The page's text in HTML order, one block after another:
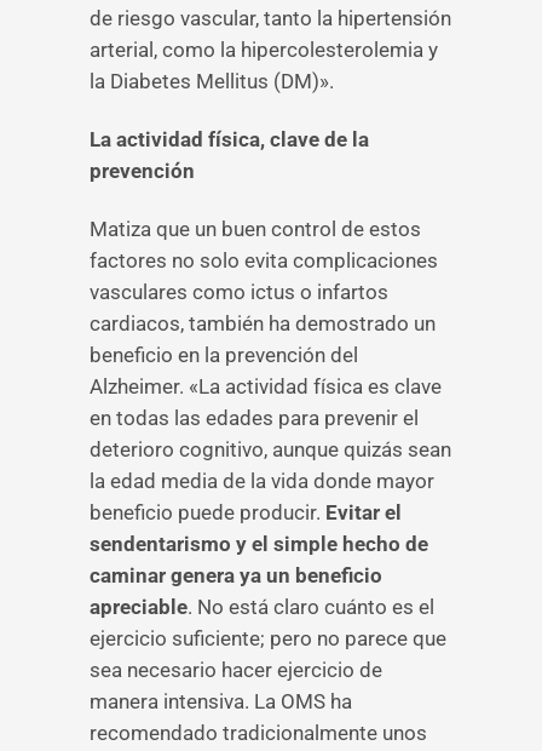
de riesgo vascular, tanto la hipertensión
arterial, como la hipercolesterolemia y
la Diabetes Mellitus (DM)».
La actividad física, clave de la
prevención
Matiza que un buen control de estos
factores no solo evita complicaciones
vasculares como ictus o infartos
cardiacos, también ha demostrado un
beneficio en la prevención del
Alzheimer. «La actividad física es clave
en todas las edades para prevenir el
deterioro cognitivo, aunque quizás sean
la edad media de la vida donde mayor
beneficio puede producir. Evitar el
sendentarismo y el simple hecho de
caminar genera ya un beneficio
apreciable. No está claro cuánto es el
ejercicio suficiente; pero no parece que
sea necesario hacer ejercicio de
manera intensiva. La OMS ha
recomendado tradicionalmente unos